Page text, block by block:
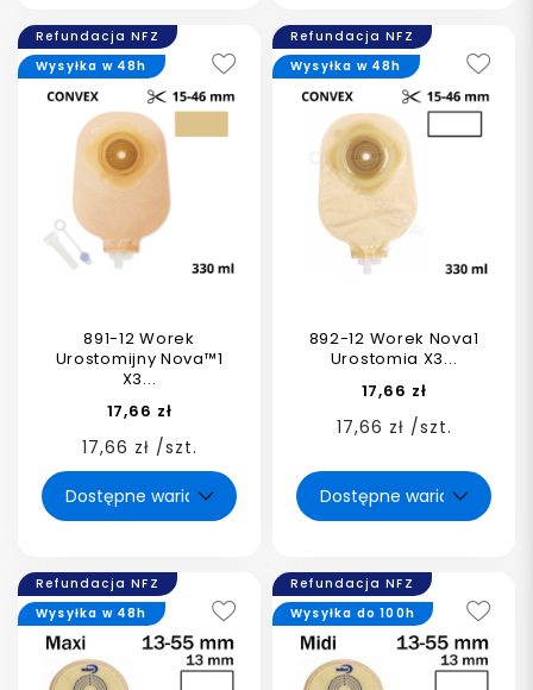
Refundacja NFZ
891-12 Worek
Urostomijny Nova™1
X3...
17,66 zł
17,66 zł /szt.
Wysyłka w 48h
Refundacja NFZ
892-12 Worek Nova1
Urostomia X3...
17,66 zł
17,66 zł /szt.
Wysyłka w 48h
Refundacja NFZ
Wysyłka w 48h
Refundacja NFZ
Wysyłka do 100h